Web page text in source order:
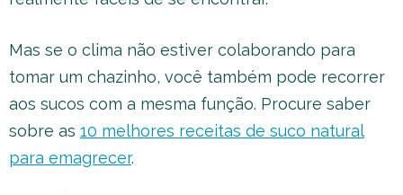
Mas se o clima não estiver colaborando para
tomar um chazinho, você também pode recorrer
aos sucos com a mesma função. Procure saber
sobre as 10 melhores receitas de suco natural
para emagrecer.